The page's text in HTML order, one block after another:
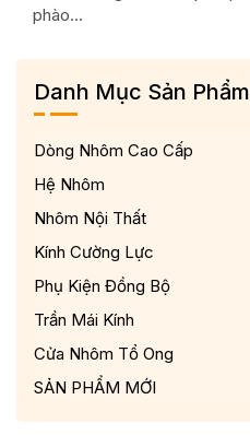
phào...
Danh Mục Sản Phẩm
Dòng Nhôm Cao Cấp
Hệ Nhôm
Nhôm Nội Thất
Kính Cường Lực
Phụ Kiện Đồng Bộ
Trần Mái Kính
Cửa Nhôm Tổ Ong
SẢN PHẨM MỚI